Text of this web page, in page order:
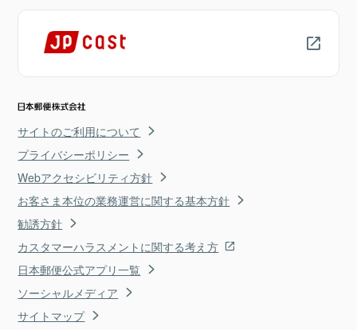
サイトのご利用について
プライバシーポリシー
Webアクセシビリティ方針
お客さま本位の業務運営に関する基本方針
勧誘方針
カスタマーハラスメントに関する考え方
日本郵便公式アプリ一覧
ソーシャルメディア
サイトマップ